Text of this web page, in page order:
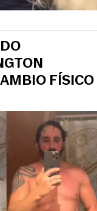
FÍSICO